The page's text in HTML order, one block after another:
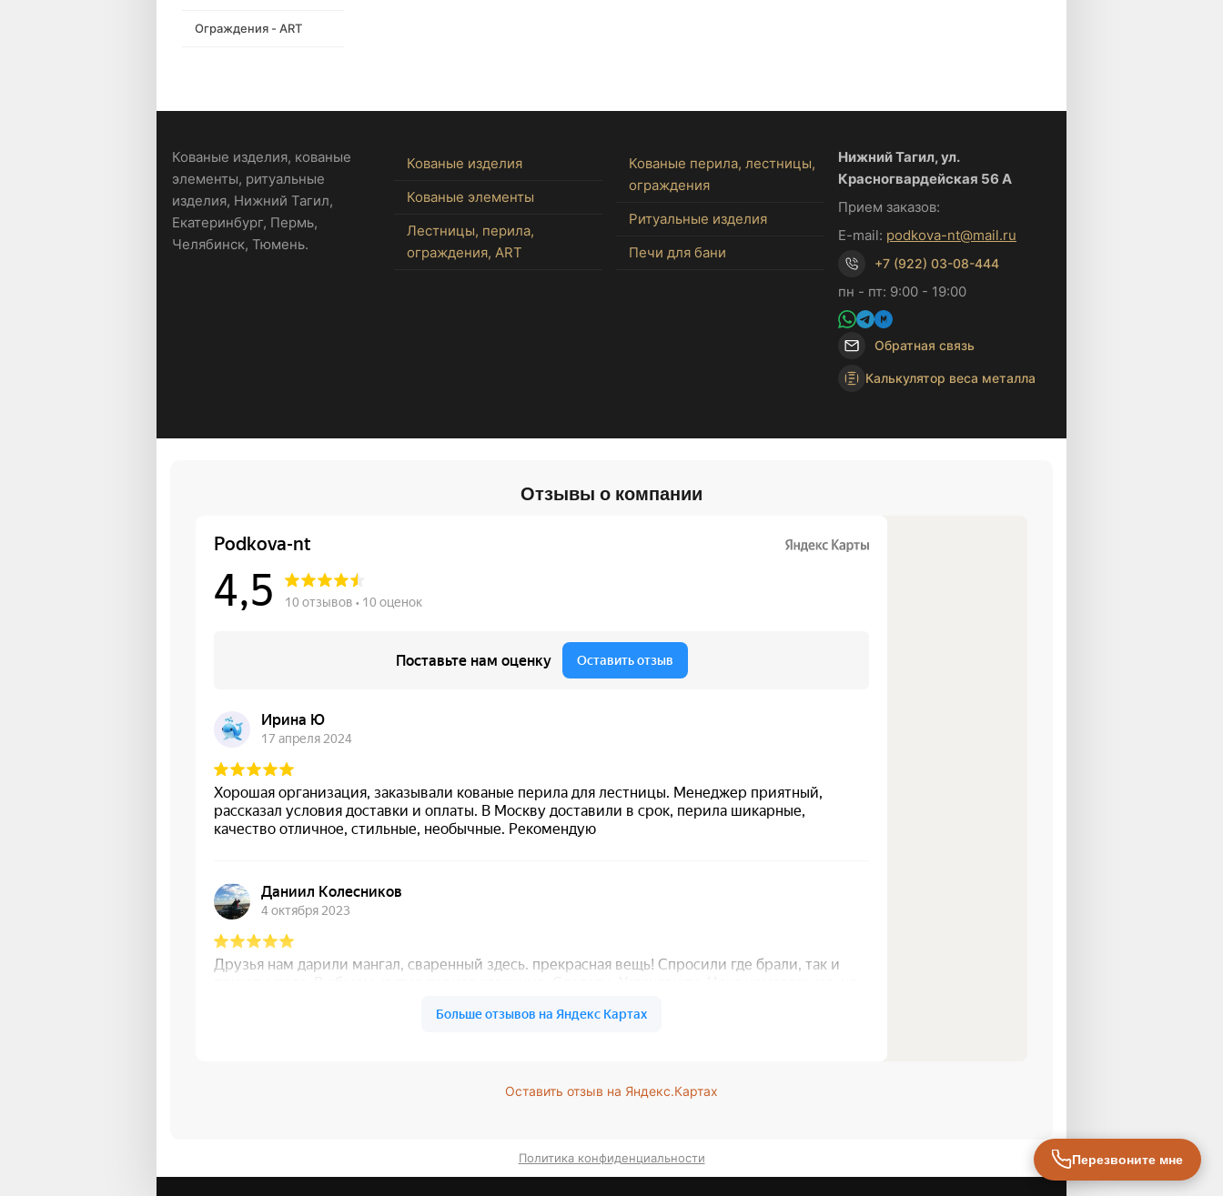
Ограждения - ART
Кованые изделия, кованые
элементы, ритуальные
изделия, Нижний Тагил,
Екатеринбург, Пермь,
Челябинск, Тюмень.
Кованые изделия
Кованые элементы
Лестницы, перила,
ограждения, ART
Кованые перила, лестницы,
ограждения
Ритуальные изделия
Печи для бани
Нижний Тагил, ул.
Красногвардейская 56 А
Прием заказов:
E-mail: podkova-nt@mail.ru
+7 (922) 03-08-444
пн - пт: 9:00 - 19:00
Обратная связь
Калькулятор веса металла
Отзывы о компании
Оставить отзыв на Яндекс.Картах
Политика конфиденциальности Перезвоните мне